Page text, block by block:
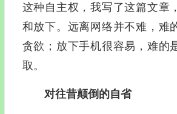
这种自主权，我写了这篇文章
和放下。远离网络并不难，难
贪欲；放下手机很容易，难的
取。
对往昔颠倒的自省